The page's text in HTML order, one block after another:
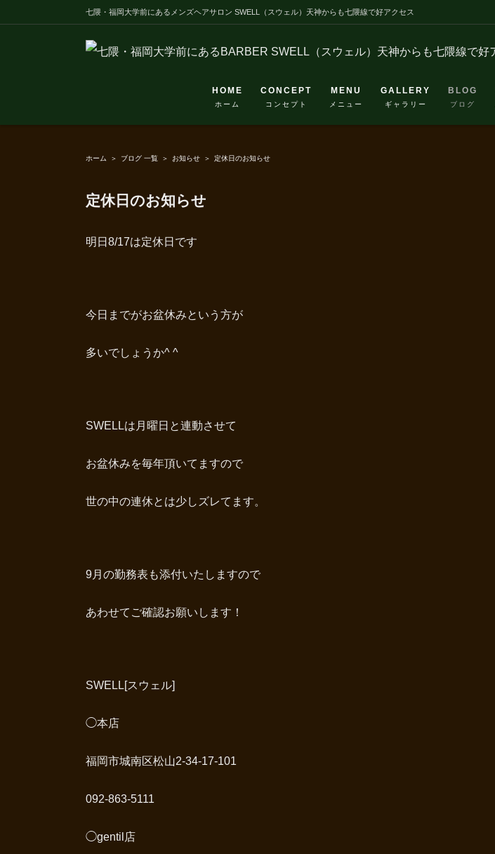
七隈・福岡大学前にあるメンズヘアサロン SWELL（スウェル）天神からも七隈線で好アクセス
HOME
ホーム
CONCEPT
コンセプト
MENU
メニュー
GALLERY
ギャラリー
BLOG
ブログ
ホーム ＞ ブログ 一覧 ＞ お知らせ ＞ 定休日のお知らせ
定休日のお知らせ
明日8/17は定休日です
今日までがお盆休みという方が
多いでしょうか^ ^
SWELLは月曜日と連動させて
お盆休みを毎年頂いてますので
世の中の連休とは少しズレてます。
9月の勤務表も添付いたしますので
あわせてご確認お願いします！
SWELL[スウェル]
◯本店
福岡市城南区松山2-34-17-101
092-863-5111
◯gentil店